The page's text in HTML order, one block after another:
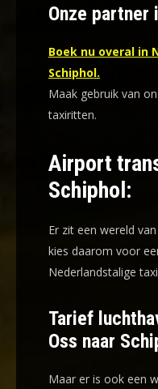
Onze
Boek nu overal in
Schiphol.
Maak gebruik van
taxiritten.
Airport
Schiphol:
Er zit een wereld
kies daarom voor
Nederlandstalige
Tarief
Oss naar
Maar er is ook een